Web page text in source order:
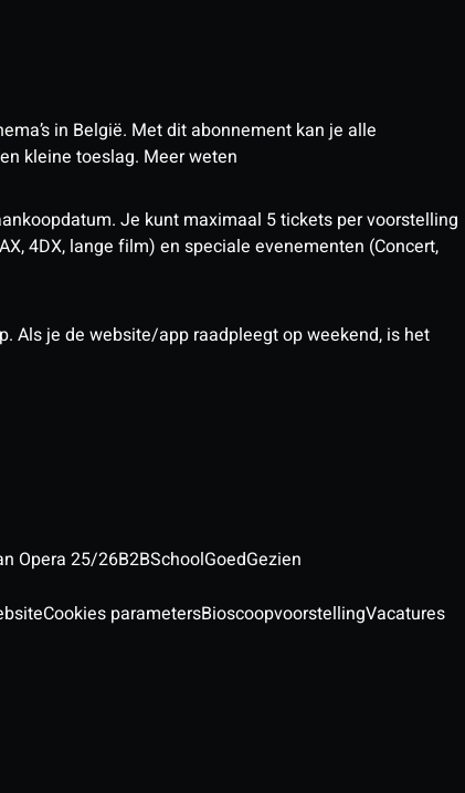
in België. Met dit abonnement kan je alle
kleine toeslag. Meer weten
Je kunt maximaal 5 tickets per voorstelling
4DX, lange film) en speciale evenementen (Concert,
Als je de website/app raadpleegt op weekend, is het
Opera 25/26B2BSchoolGoedGezien
Cookies parametersBioscoopvoorstellingVacatures